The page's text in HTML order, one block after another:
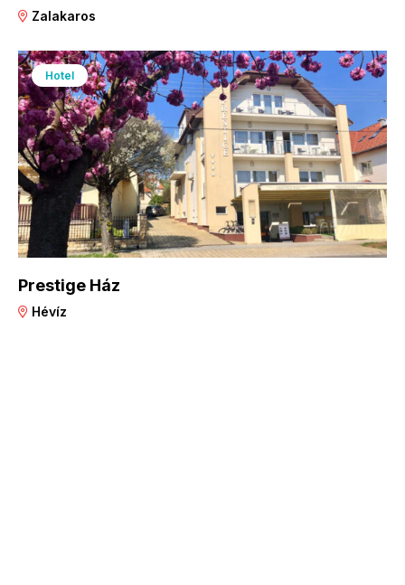
Zalakaros
Hotel
Prestige Ház
Hévíz